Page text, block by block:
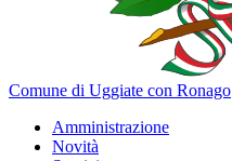
Comune di Uggiate con Ronago
Amministrazione
Novità